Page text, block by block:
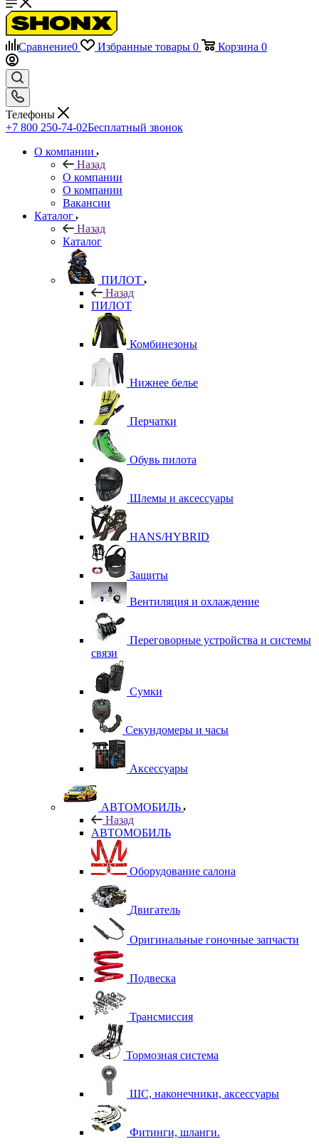
Сравнение0 Избранные товары 0 Корзина 0
Телефоны
+7 800 250-74-02Бесплатный звонок
О компании
Назад
О компании
О компании
Вакансии
Каталог
Назад
Каталог
ПИЛОТ
Назад
ПИЛОТ
Комбинезоны
Нижнее белье
Перчатки
Обувь пилота
Шлемы и аксессуары
HANS/HYBRID
Защиты
Вентиляция и охлаждение
Переговорные устройства и системы
связи
Сумки
Секундомеры и часы
Аксессуары
АВТОМОБИЛЬ
Назад
АВТОМОБИЛЬ
Оборудование салона
Двигатель
Оригинальные гоночные запчасти
Подвеска
Трансмиссия
Тормозная система
ШС, наконечники, аксессуары
Фитинги, шланги.